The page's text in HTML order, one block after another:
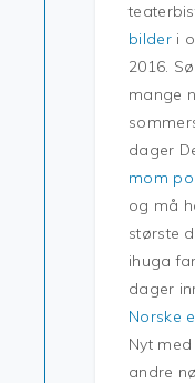
bilderi
2016.
mange
dager
mom
og må
største
ihuga
dager
Norske
Nyt
andre